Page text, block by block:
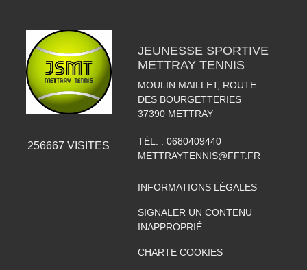
256667 VISITES
JEUNESSE SPORTIVE
METTRAY TENNIS
MOULIN MAILLET, ROUTE
DES BOURGETTERIES
37390 METTRAY
TÉL. : 0680409440
METTRAYTENNIS@FFT.FR
INFORMATIONS LÉGALES
SIGNALER UN CONTENU
INAPPROPRIÉ
CHARTE COOKIES